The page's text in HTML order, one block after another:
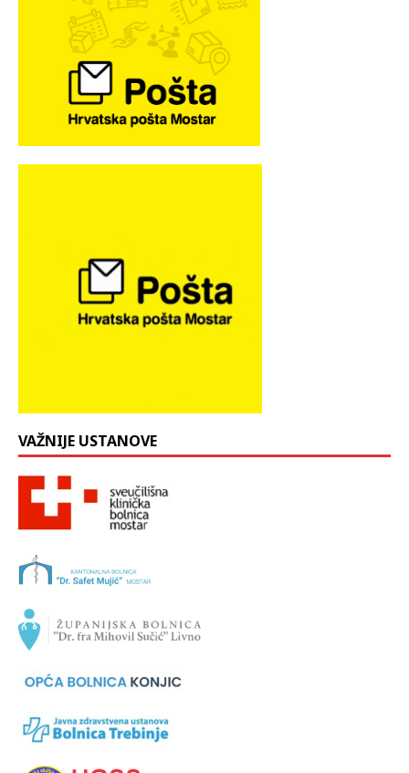
VAŽNIJE USTANOVE